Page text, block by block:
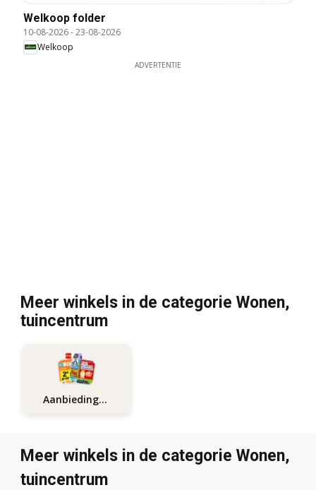
Welkoop folder
10-08-2026-23-08-2026
Welkoop
ADVERTENTIE
Meer winkels in de categorie Wonen,
tuincentrum
Aanbiedingen
Meer winkels in de categorie Wonen,
tuincentrum